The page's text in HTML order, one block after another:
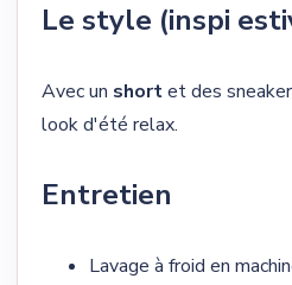
Le style (inspi
Avec un shortet des
look d'été relax.
Entretien
Lavage à froid en